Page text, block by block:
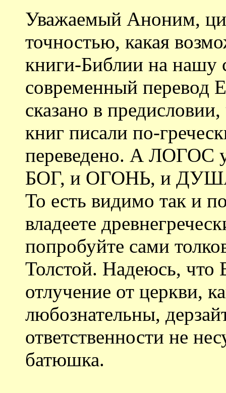
Уважаемый Аноним,
точностью, какая
книги-Библии на нашу
современный перевод
сказано в
книг писали по-
переведено. А ЛОГОС
БОГ, и ОГОНЬ, и ДУША,
То есть видимо так и
владеете
попробуйте сами
Толстой. Надеюсь, что
отлучение от церкви,
любознательны,
ответственности не
батюшка.